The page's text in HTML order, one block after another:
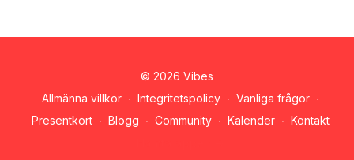
© 2026 Vibes
Allmänna villkor ∙ Integritetspolicy ∙ Vanliga frågor ∙
Presentkort ∙ Blogg ∙ Community ∙ Kalender ∙ Kontakt